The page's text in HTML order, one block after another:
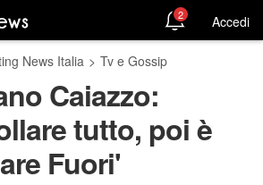
2 Accedi
News Italia > Tv e Gossip
Caiazzo:
tutto, poi è
Fuori'